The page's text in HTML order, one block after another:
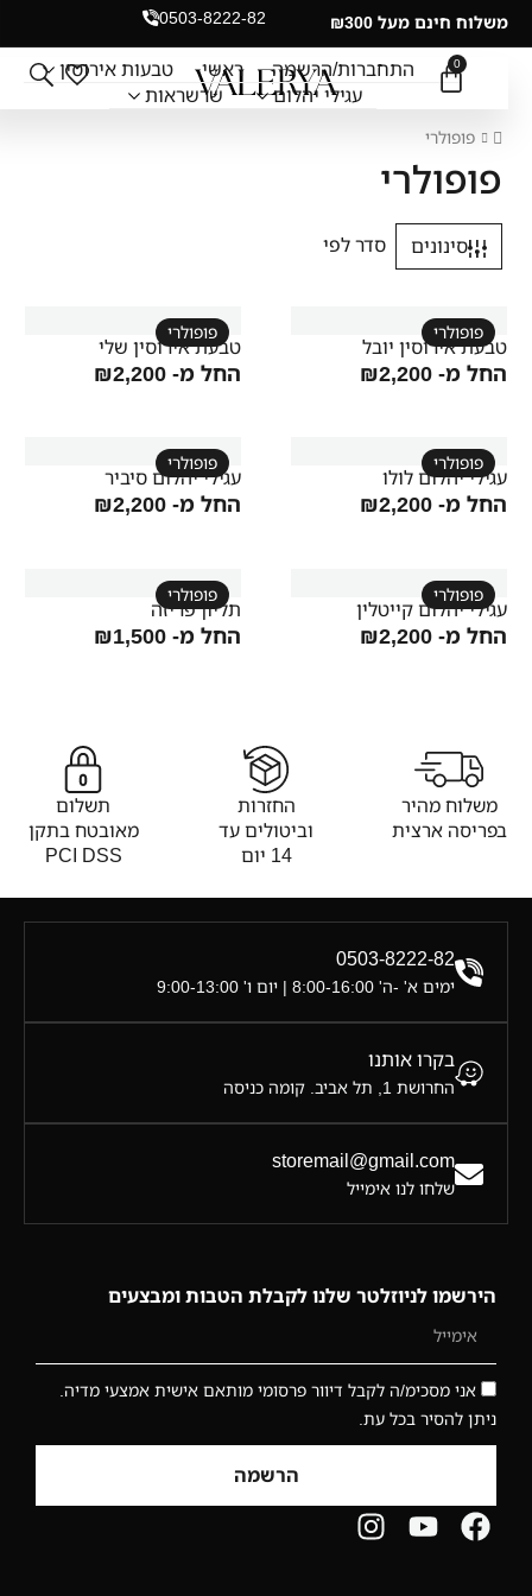
משלוח חינם מעל ₪300 0503-8222-82
התחברות/הרשמה ראשי
טבעות אירוסין
עגילי יהלום
שרשראות
0
פופולרי
פופולרי
סינונים
טבעת אירוסין יובל
החל מ- ₪2,200
פופולרי
טבעת אירוסין שלי
החל מ- ₪2,200
פופולרי
עגילי יהלום לולו
החל מ- ₪2,200
פופולרי
עגילי יהלום סיביר
החל מ- ₪2,200
פופולרי
עגילי יהלום קייטלין
החל מ- ₪2,200
פופולרי
תליון פריזה
החל מ- ₪1,500
פופולרי
משלוח מהיר
בפריסה ארצית
החזרות
וביטולים עד
14 יום
תשלום
מאובטח בתקן
PCI DSS
0503-8222-82
ימים א' -ה' 8:00-16:00 | יום ו' 9:00-13:00
בקרו אותנו
החרושת 1, תל אביב. קומה כניסה
storemail@gmail.com
שלחו לנו אימייל
הירשמו לניוזלטר שלנו לקבלת הטבות ומבצעים
אני מסכימ/ה לקבל דיוור פרסומי מותאם אישית אמצעי מדיה.
ניתן להסיר בכל עת.
הרשמה